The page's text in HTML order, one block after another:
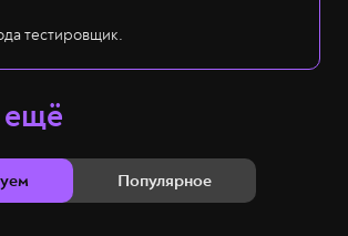
тестировщик.
ещё
Популярное